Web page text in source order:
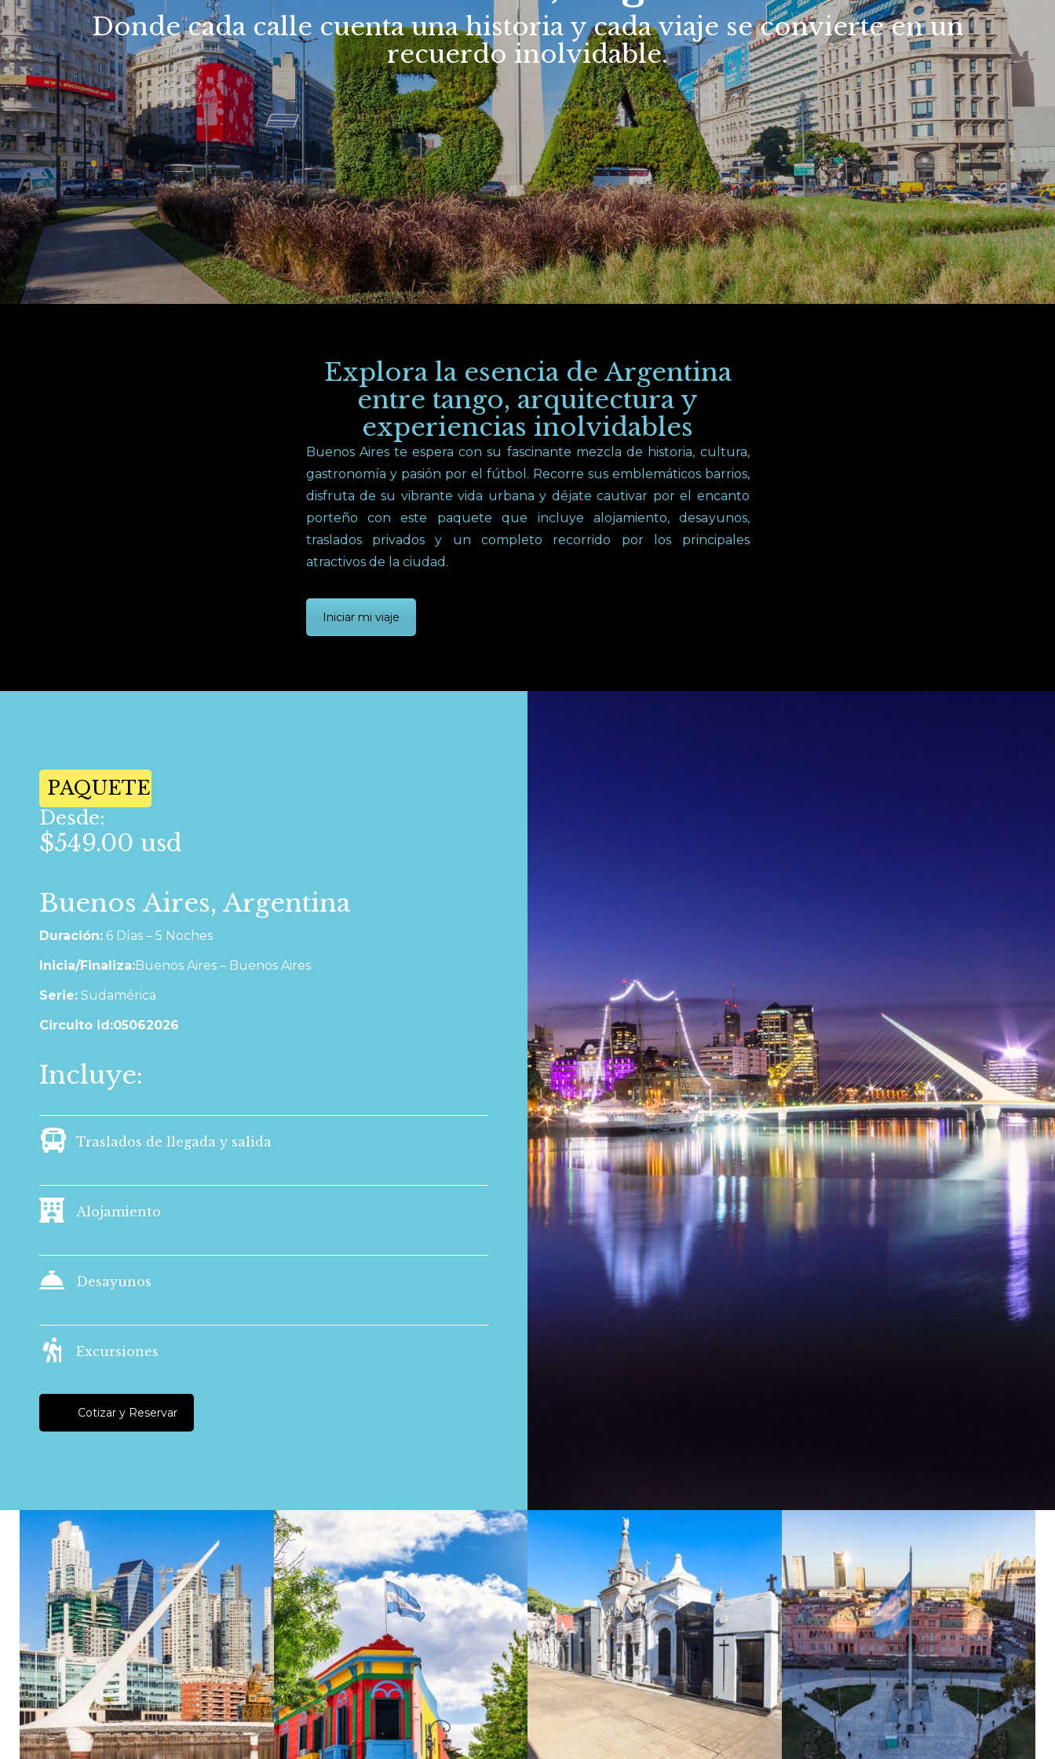
Donde cada calle cuenta una historia y cada viaje se convierte en un
recuerdo inolvidable.
Explora la esencia de Argentina
entre tango, arquitectura y
experiencias inolvidables
Buenos Aires te espera con su fascinante mezcla de historia, cultura,
gastronomía y pasión por el fútbol. Recorre sus emblemáticos barrios,
disfruta de su vibrante vida urbana y déjate cautivar por el encanto
porteño con este paquete que incluye alojamiento, desayunos,
traslados privados y un completo recorrido por los principales
atractivos de la ciudad.
Iniciar mi viaje
PAQUETE
Desde:
$549.00 usd
Buenos Aires, Argentina
Duración: 6 Días – 5 Noches
Inicia/Finaliza:Buenos Aires – Buenos Aires
Serie: Sudamérica
Circuito id:05062026
Incluye:
Traslados de llegada y salida
Alojamiento
Desayunos
Excursiones
Cotizar y Reservar